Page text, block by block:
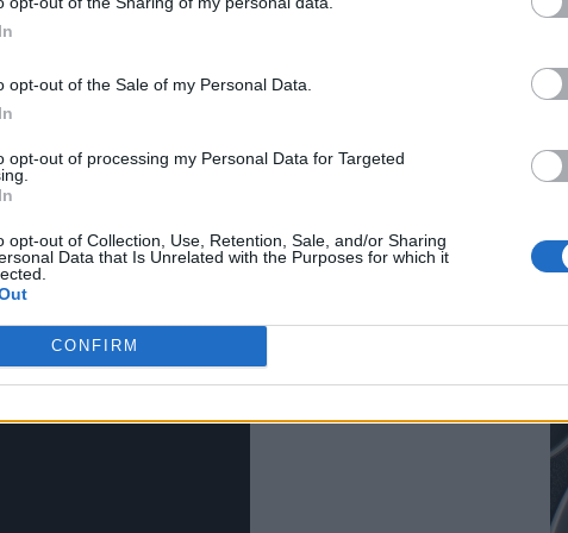
opt-out of the Sale of my Personal Data.
opt-out of processing my Personal Data for Targeted
opt-out of Collection, Use, Retention, Sale, and/or Sharing
Data that Is Unrelated with the Purposes for which it
CONFIRM
που έδειξε ότι είχε πρόσβαση σε ένα
και την πολιτεία,για να αποκτήσει το VIN
όλα τα δεδομένα, ο Curry πηγαίνει
19 (με τον οδηγό!)